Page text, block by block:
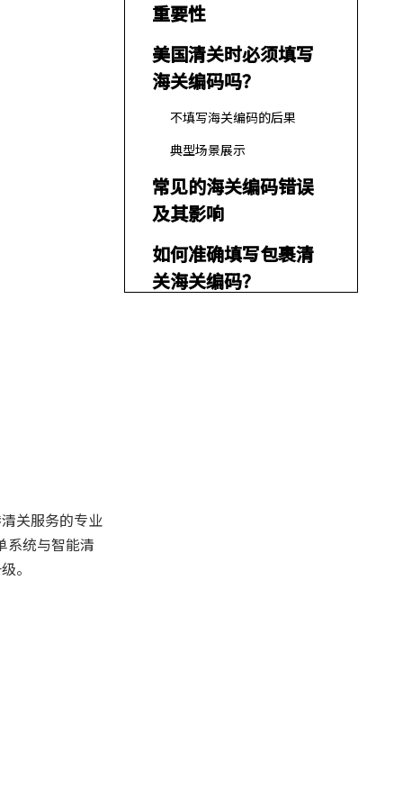
关服务的专业
系统与智能清
。
重要性
美国清关时必须填写
海关编码吗？
不填写海关编码的后果
典型场景展示
常见的海关编码错误
及其影响
如何准确填写包裹清
关海关编码？